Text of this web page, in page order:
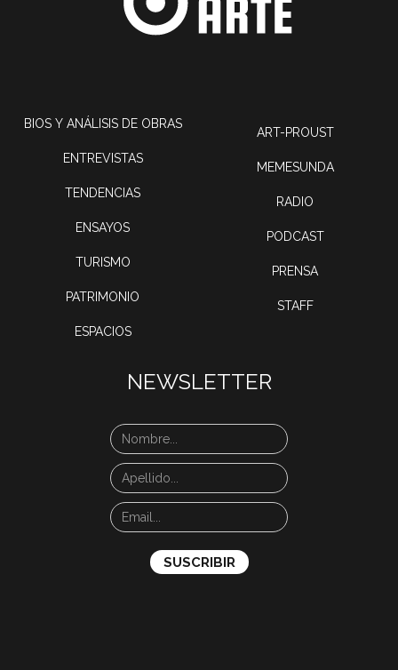
BIOS Y ANÁLISIS DE OBRAS
ENTREVISTAS
TENDENCIAS
ENSAYOS
TURISMO
PATRIMONIO
ESPACIOS
ART-PROUST
MEMESUNDA
RADIO
PODCAST
PRENSA
STAFF
NEWSLETTER